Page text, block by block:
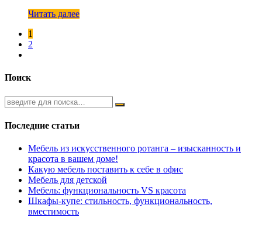
Читать далее
1
2
Поиск
Последние статьи
Мебель из искусственного ротанга – изысканность и
красота в вашем доме!
Какую мебель поставить к себе в офис
Мебель для детской
Мебель: функциональность VS красота
Шкафы-купе: стильность, функциональность,
вместимость